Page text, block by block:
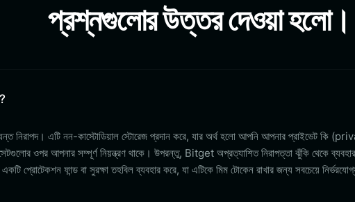
প্রশ্নগুলোর উত্তর দেওয়া হলো।
এটি নন-কাস্টোডিয়াল স্টোরেজ প্রদান করে, যার অর্থ হলো আপনি আপনার প্রাইভেট কি
ওপর আপনার সম্পূর্ণ নিয়ন্ত্রণ থাকে। উপরন্তু, Bitget অপ্রত্যাশিত নিরাপত্তা ঝুঁকি থেকে
প্রোটেকশন ফান্ড বা সুরক্ষা তহবিল ব্যবহার করে, যা এটিকে মিম টোকেন রাখার জন্য সবচেয়ে